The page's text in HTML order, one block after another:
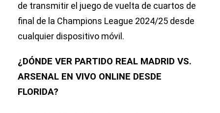
de transmitir el juego de vuelta de cuartos de
final de la Champions League 2024/25 desde
cualquier dispositivo móvil.
¿DÓNDE VER PARTIDO REAL MADRID VS.
ARSENAL EN VIVO ONLINE DESDE
FLORIDA?